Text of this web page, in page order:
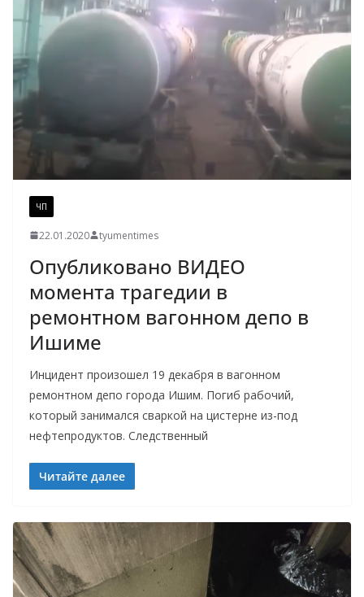
ЧП
22.01.2020 tyumentimes
Опубликовано ВИДЕО
момента трагедии в
ремонтном вагонном депо в
Ишиме
Инцидент произошел 19 декабря в вагонном
ремонтном депо города Ишим. Погиб рабочий,
который занимался сваркой на цистерне из-под
нефтепродуктов. Следственный
Читайте далее